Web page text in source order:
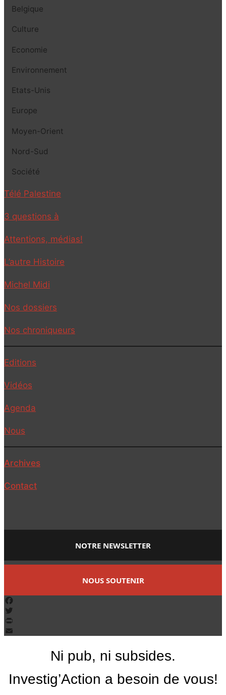
Belgique
Culture
Economie
Environnement
Etats-Unis
Europe
Moyen-Orient
Nord-Sud
Société
Télé Palestine
3 questions à
Attentions, médias!
L’autre Histoire
Michel Midi
Nos dossiers
Nos chroniqueurs
Editions
Vidéos
Agenda
Nous
Archives
Contact
NOTRE NEWSLETTER
NOUS SOUTENIR
Facebook
Twitter
PrintFriendly
Ni pub, ni subsides.
Investig’Action a besoin de vous!